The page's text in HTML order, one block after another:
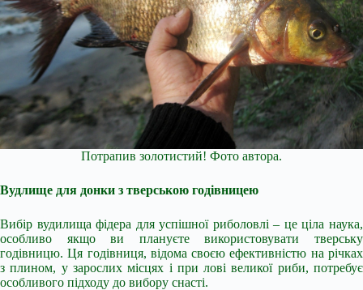
Потрапив золотистий! Фото автора.
Вудлище для донки з тверською годівницею
Вибір вудилища фідера для успішної риболовлі – це ціла наука,
особливо якщо ви плануєте використовувати тверську
годівницю. Ця годівниця, відома своєю ефективністю на річках
з плином, у зарослих місцях і при лові великої риби, потребує
особливого підходу до вибору снасті.